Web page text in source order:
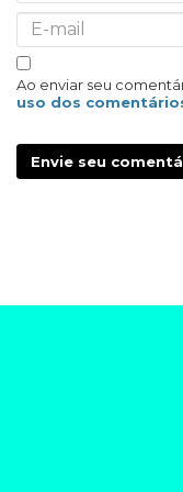
Ao enviar seu
uso dos
Envie seu